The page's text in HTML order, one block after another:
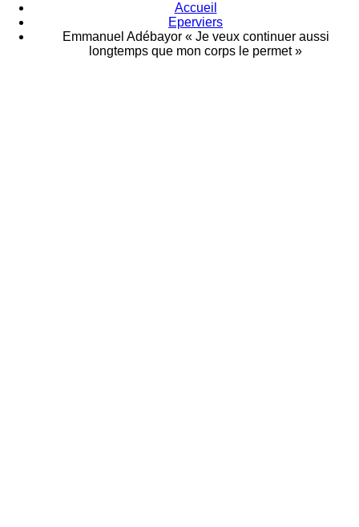
Accueil
Eperviers
Emmanuel Adébayor « Je veux continuer aussi
longtemps que mon corps le permet »